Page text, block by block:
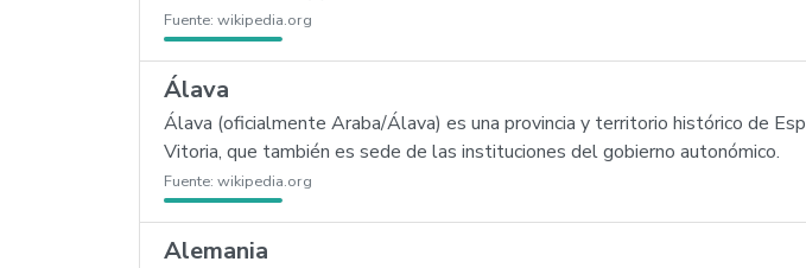
Fuente: wikipedia.org
Álava
Álava (oficialmente Araba/Álava) es una provincia y territorio histórico de
Vitoria, que también es sede de las instituciones del gobierno autonómico.
Fuente: wikipedia.org
Alemania